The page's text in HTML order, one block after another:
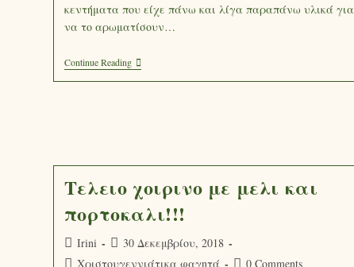
κεντήματα που είχε πάνω και λίγα παραπάνω υλικά για
να το αρωματίσουν…
Continue Reading
Τελειο χοιρινο με μελι και
πορτοκαλι!!!
Irini
30 Δεκεμβρίου, 2018
Χριστουγεννιάτικα φαγητά
0 Comments